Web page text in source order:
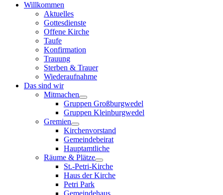
Willkommen
Aktuelles
Gottesdienste
Offene Kirche
Taufe
Konfirmation
Trauung
Sterben & Trauer
Wiederaufnahme
Das sind wir
Mitmachen
Gruppen Großburgwedel
Gruppen Kleinburgwedel
Gremien
Kirchenvorstand
Gemeindebeirat
Hauptamtliche
Räume & Plätze
St.-Petri-Kirche
Haus der Kirche
Petri Park
Gemeindehaus